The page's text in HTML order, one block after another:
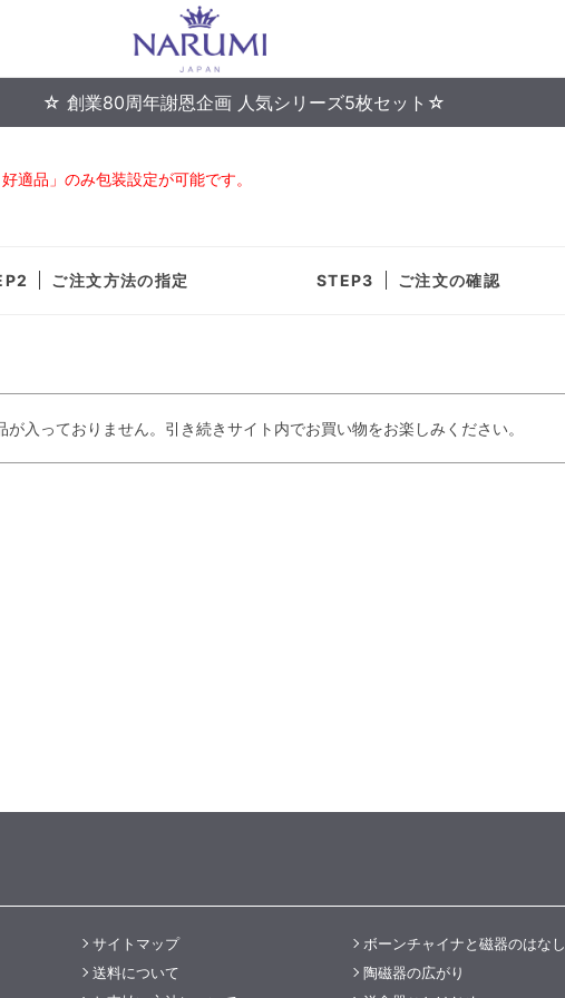
☆ 創業80周年謝恩企画 人気シリーズ5枚セット☆
適品」のみ包装設定が可能です。
ご注文方法の指定 ご注文の確認
入っておりません。引き続きサイト内でお買い物をお楽しみください。
サイトマップ
送料について
ボーンチャイナと磁器のはなし
陶磁器の広がり